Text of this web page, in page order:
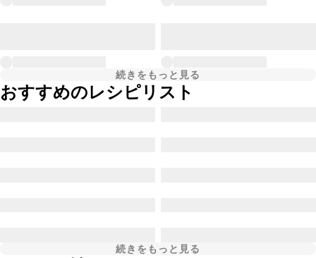
続きをもっと見る
おすすめのレシピリスト
続きをもっと見る